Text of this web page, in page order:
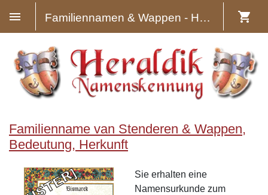
Familiennamen & Wappen - Heraldik
Familienname van Stenderen & Wappen,
Bedeutung, Herkunft
Sie erhalten eine
Namensurkunde zum